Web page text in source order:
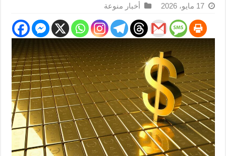
17 مايو، 2026 أخبار منوعة